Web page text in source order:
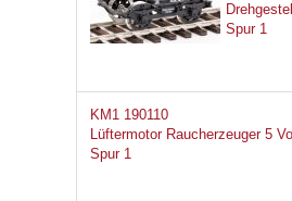
Spur 1
KM1 190110
Lüftermotor Raucherzeuger 5
Spur 1